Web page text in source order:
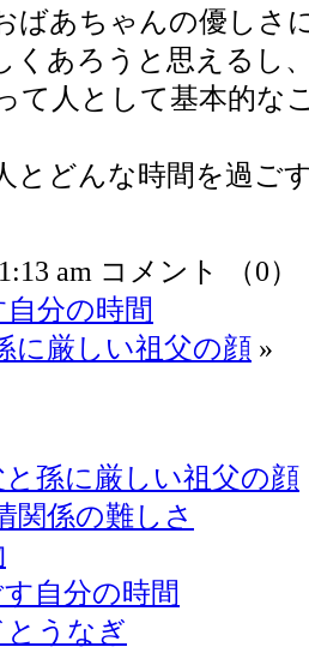
ばあちゃんの優しさ
くあろうと思えるし
て人として基本的な
とどんな時間を過ご
am コメント （0）
分の時間
に厳しい祖父の顔 »
孫に厳しい祖父の顔
関係の難しさ
自分の時間
とうなぎ